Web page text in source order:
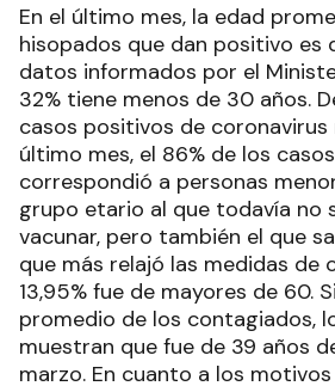
En el último mes, la edad
hisopados que dan positivo es
datos informados por el
32% tiene menos de 30 años.
casos positivos de
último mes, el 86% de los
correspondió a personas
grupo etario al que todavía no
vacunar, pero también el que
que más relajó las medidas de
13,95% fue de mayores de 60.
promedio de los contagiados,
muestran que fue de 39 años
marzo. En cuanto a los